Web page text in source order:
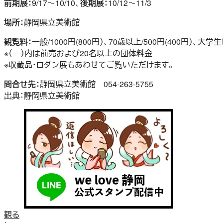
前期展：9/17～10/10、 後期展：10/12～11/3
場所：静岡県立美術館
観覧料：一般/1000円(800円）、70歳以上/500円(400円）、大学
※（ ）内は前売および20名以上の団体料金
※収蔵品・ロダン展もあわせてご覧いただけます。
問合せ先：静岡県立美術館 054-263-5755
出典：静岡県立美術館
観る